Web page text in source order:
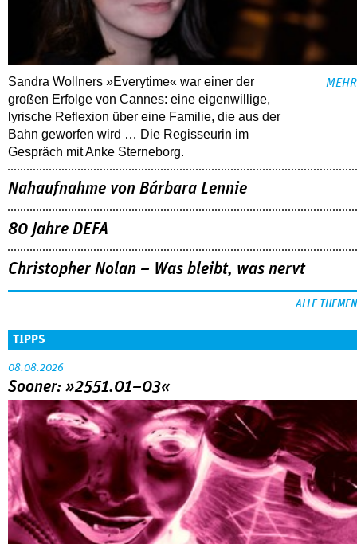
Sandra Wollners »Everytime« war einer der
großen Erfolge von Cannes: eine eigenwillige,
lyrische Reflexion über eine ­Familie, die aus der
Bahn geworfen wird … Die Regisseurin im
Gespräch mit Anke Sterneborg.
MEHR
Nahaufnahme von Bárbara Lennie
80 Jahre DEFA
Christopher Nolan – Was bleibt, was nervt
ALLE THEMEN
TIPPS
08.08.2026
Sooner: »2551.01–03«